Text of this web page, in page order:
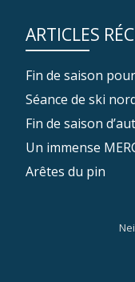
ARTICLES
Fin de saison
Séance de ski
Fin de saison
Un immense
Arêtes du pin